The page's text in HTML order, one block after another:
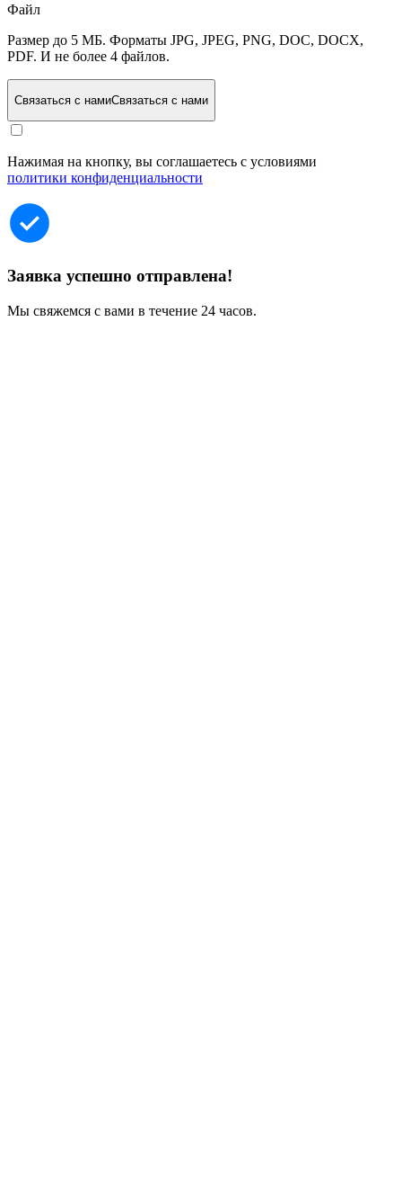
Файл
Размер до 5 МБ. Форматы JPG, JPEG, PNG, DOC, DOCX,
PDF. И не более 4 файлов.
Связаться с намиСвязаться с нами
Нажимая на кнопку, вы соглашаетесь с условиями
политики конфиденциальности
Заявка успешно отправлена!
Мы свяжемся с вами в течение 24 часов.